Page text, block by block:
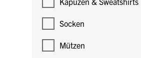
Socken
Mützen